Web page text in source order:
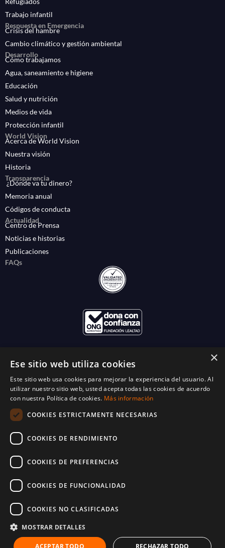
Trabajo infantil
Respuesta en Emergencia
Crisis del hambre
Cambio climático y gestión ambiental
Desarrollo
Cómo trabajamos
Agua, saneamiento e higiene
Educación
Salud y nutrición
Medios de vida
Protección infantil
World Vision
Acerca de World Vision
Nuestra visión
Historia
Transparencia
¿Dónde va tu dinero?
Memoria anual
Códigos de conducta
Actualidad
Centro de Prensa
Noticias e historias
Publicaciones
FAQs
© 2025 World Vision España. Reservados todos los derechos. Inscritos en el
protectorado de fundaciones con número 28-1214
Términos y condiciones Política de cookies Política de privacidad
×
Ese sitio web utiliza cookies
Este sitio web usa cookies para mejorar la experiencia del usuario. Al
utilizar nuestro sitio web, usted acepta todas las cookies de acuerdo
con nuestra Política de cookies. Más información
COOKIES ESTRICTAMENTE NECESARIAS
COOKIES DE RENDIMIENTO
COOKIES DE PREFERENCIAS
COOKIES DE FUNCIONALIDAD
COOKIES NO CLASIFICADAS
MOSTRAR DETALLES
ACEPTAR TODO RECHAZAR TODO